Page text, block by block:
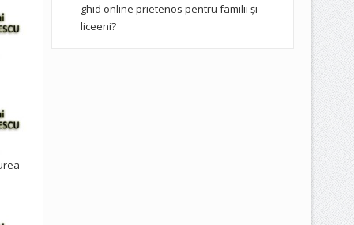
ghid online prietenos pentru familii și
liceeni?